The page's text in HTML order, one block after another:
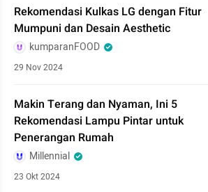
Rekomendasi Kulkas LG dengan Fitur
Mumpuni dan Desain Aesthetic
kumparanFOOD
29 Nov 2024
Makin Terang dan Nyaman, Ini 5
Rekomendasi Lampu Pintar untuk
Penerangan Rumah
Millennial
23 Okt 2024